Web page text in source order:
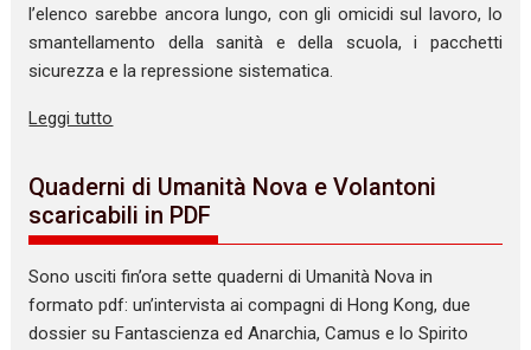
l’elenco sarebbe ancora lungo, con gli omicidi sul lavoro, lo
smantellamento della sanità e della scuola, i pacchetti
sicurezza e la repressione sistematica.
Leggi tutto
Quaderni di Umanità Nova e Volantoni
scaricabili in PDF
Sono usciti fin’ora sette quaderni di Umanità Nova in
formato pdf: un’intervista ai compagni di Hong Kong, due
dossier su Fantascienza ed Anarchia, Camus e lo Spirito